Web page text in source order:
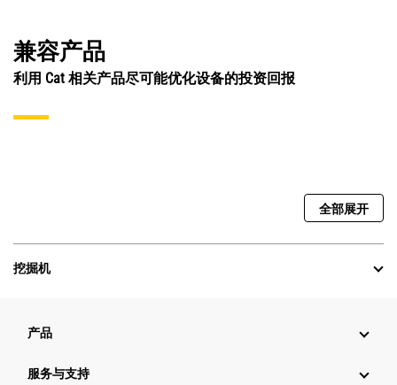
兼容产品
利用 Cat 相关产品尽可能优化设备的投资回报
全部展开
挖掘机
产品
服务与支持